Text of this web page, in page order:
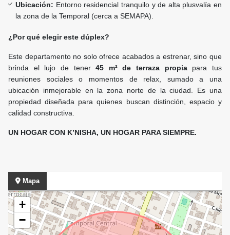
Ubicación: Entorno residencial tranquilo y de alta plusvalía en
la zona de la Temporal (cerca a SEMAPA).
¿Por qué elegir este dúplex?
Este departamento no solo ofrece acabados a estrenar, sino que
brinda el lujo de tener45 m² de terraza propiapara tus
reuniones sociales o momentos de relax, sumado a una
ubicación inmejorable en la zona norte de la ciudad. Es una
propiedad diseñada para quienes buscan distinción, espacio y
calidad constructiva.
UN HOGAR CON K’NISHA, UN HOGAR PARA SIEMPRE.
Mapa
+
−